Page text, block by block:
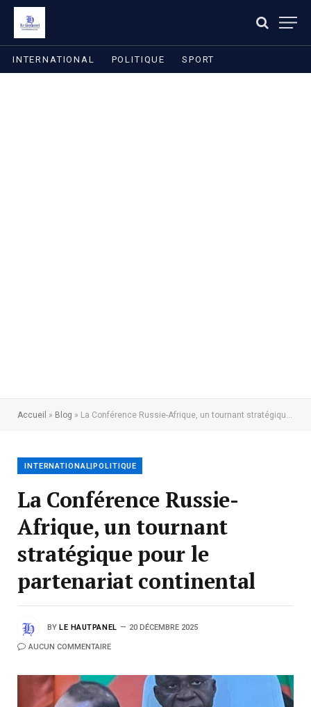
INTERNATIONAL POLITIQUE SPORT
Accueil » Blog » La Conférence Russie-Afrique, un tournant stratégique pour le partenariat continental
INTERNATIONAL|POLITIQUE
La Conférence Russie-
Afrique, un tournant
stratégique pour le
partenariat continental
BY LE HAUTPANEL 20 DÉCEMBRE 2025
AUCUN COMMENTAIRE